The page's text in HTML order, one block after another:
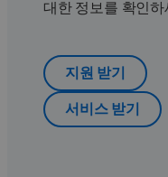
대한 정보를 확인하
지원 받기
서비스 받기